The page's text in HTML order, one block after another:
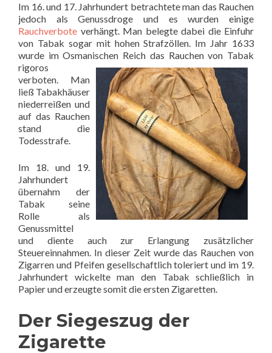
Im 16. und 17. Jahrhundert betrachtete man das Rauchen
jedoch als Genussdroge und es wurden einige
Rauchverbote verhängt. Man belegte dabei die Einfuhr
von Tabak sogar mit hohen Strafzöllen. Im Jahr 1633
wurde im Osmanischen Reich das Rauchenvon Tabak
rigoros
verboten. Man
ließ Tabakhäuser
niederreißen und
auf das Rauchen
stand die
Todesstrafe.
Im 18. und 19.
Jahrhundert
übernahm der
Tabak seine
Rolle als
Genussmittel
und diente auch zur Erlangung zusätzlicher
Steuereinnahmen. In dieser Zeit wurde das Rauchen von
Zigarren und Pfeifen gesellschaftlich toleriert und im 19.
Jahrhundert wickelte man den Tabak schließlich in
Papier und erzeugte somit die ersten Zigaretten.
Der Siegeszug der
Zigarette